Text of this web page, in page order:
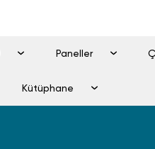
Paneller
Kütüphane